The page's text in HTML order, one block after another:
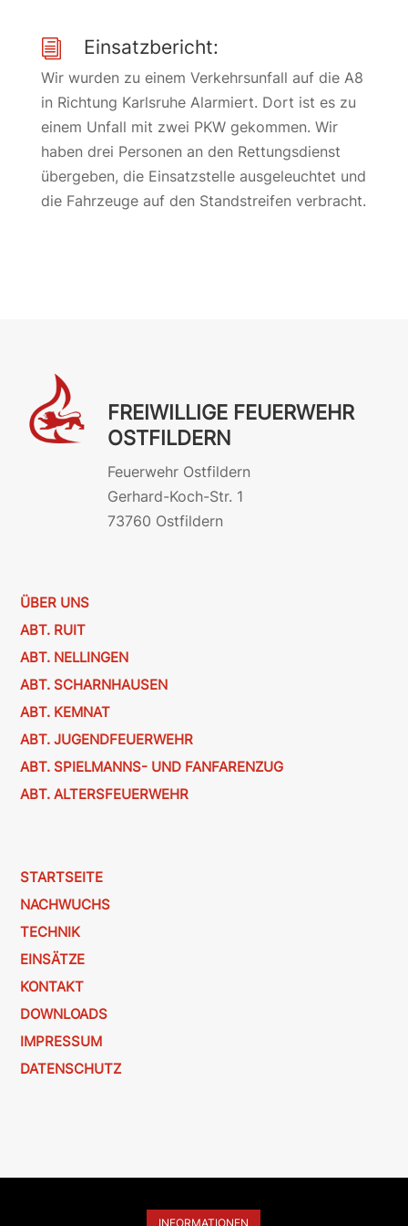
i Einsatzbericht:
Wir wurden zu einem Verkehrsunfall auf die A8
in Richtung Karlsruhe Alarmiert. Dort ist es zu
einem Unfall mit zwei PKW gekommen. Wir
haben drei Personen an den Rettungsdienst
übergeben, die Einsatzstelle ausgeleuchtet und
die Fahrzeuge auf den Standstreifen verbracht.
FREIWILLIGE FEUERWEHR
OSTFILDERN
Feuerwehr Ostfildern
Gerhard-Koch-Str. 1
73760 Ostfildern
ÜBER UNS
ABT. RUIT
ABT. NELLINGEN
ABT. SCHARNHAUSEN
ABT. KEMNAT
ABT. JUGENDFEUERWEHR
ABT. SPIELMANNS- UND FANFARENZUG
ABT. ALTERSFEUERWEHR
STARTSEITE
NACHWUCHS
TECHNIK
EINSÄTZE
KONTAKT
DOWNLOADS
IMPRESSUM
DATENSCHUTZ
INFORMATIONEN